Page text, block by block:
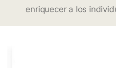
enriquecer a los